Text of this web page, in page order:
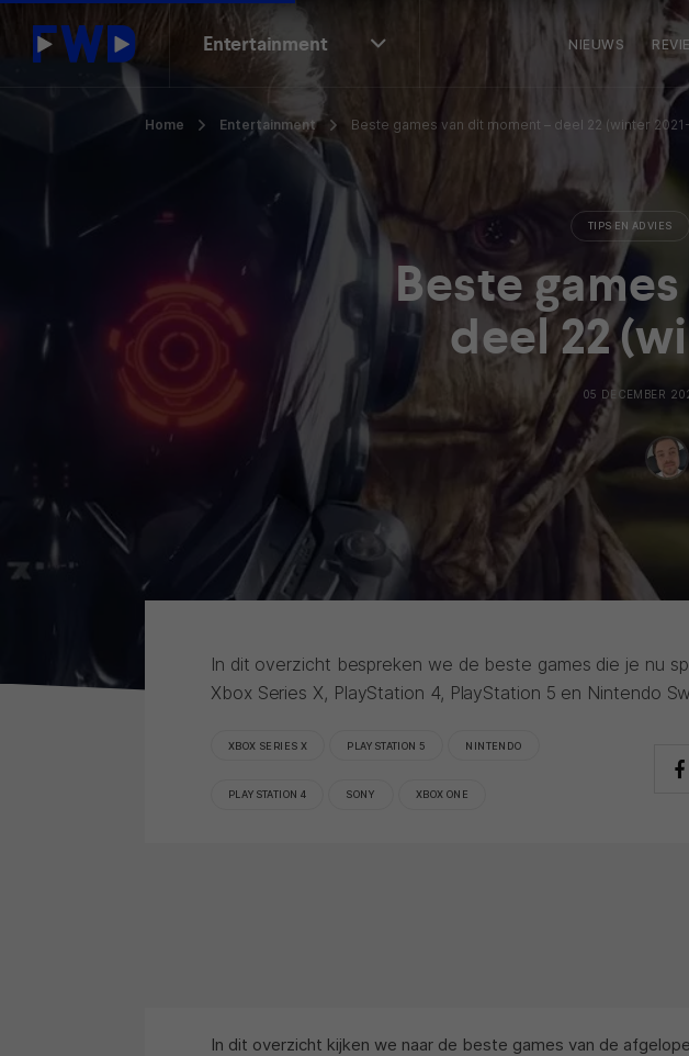
Entertainment NIEUWS
Home Entertainment Beste games van dit moment – deel 22 (winter
TIPS EN ADVIES
Beste
deel 22
05 DECEMBER
In dit overzicht bespreken we de beste games die je nu
Xbox Series X, PlayStation 4, PlayStation 5 en Nintendo
XBOX SERIES X PLAYSTATION 5 NINTENDO
PLAYSTATION 4 SONY XBOX ONE
In dit overzicht kijken we naar de beste games van de